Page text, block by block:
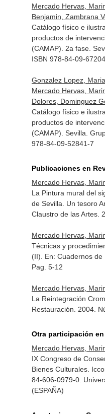
Mercado Hervas,
Benjamin, Zambrana
Catálogo físico e
productos de
(CAMAP). 2a fase.
ISBN 978-84-09-
Gonzalez Lopez,
Mercado Hervas,
Dolores, Dominguez
Catálogo físico e
productos de
(CAMAP). Sevilla.
978-84-09-52841-7
Publicaciones en
Mercado Hervas,
La Pintura mural del
de Sevilla. Un tesoro
Claustro de las Artes.
Mercado Hervas,
Técnicas y
(II). En: Cuadernos de
Pag. 5-12
Mercado Hervas,
La Reintegración
Restauración . 2004.
Otra participación
Mercado Hervas,
IX Congreso de
Bienes Culturales.
84-606-0979-0.
(ESPAÑA)